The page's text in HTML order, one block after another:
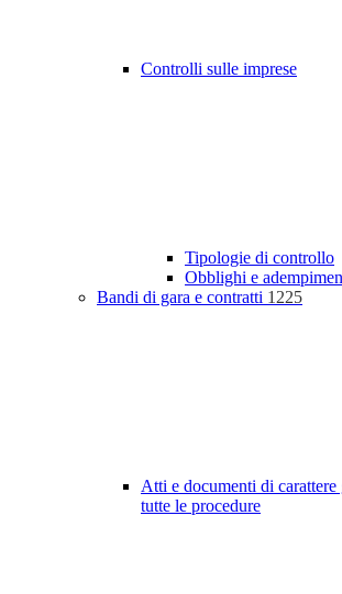
Controlli sulle imprese
Tipologie di controllo
Obblighi e
Bandi di gara e contratti 1225
Atti e documenti di carattere
tutte le procedure